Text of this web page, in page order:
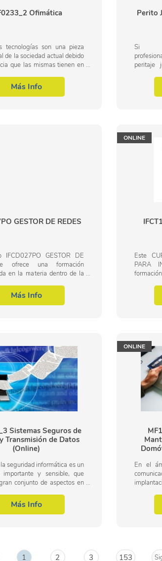
Ofimática
tecnologías son una pieza
de la sociedad actual debido
que las mismas tienen en
tecnológicos se ha...
Más Info
Perito
Si
peritaje
el
GESTOR DE REDES
IFCD027PO GESTOR DE
ofrece una formación
en la materia dentro de la
este CURSO IFCD027PO
REDES el alumno...
Más Info
ONLINE
Este
PARA
CURSO
Sistemas Seguros de
Transmisión de Datos
(Online)
seguridad informática es un
y sensible, que
conjunto de aspectos en
los profesionales...
Más Info
ONLINE
En el
accesos
1 2 3 153